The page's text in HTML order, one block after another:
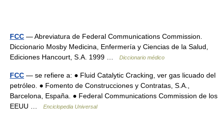
FCC — Abreviatura de Federal Communications Commission.
Diccionario Mosby Medicina, Enfermería y Ciencias de la Salud,
Ediciones Hancourt, S.A. 1999 …
Diccionario médico
FCC — se refiere a: ● Fluid Catalytic Cracking, ver gas licuado del
petróleo. ● Fomento de Construcciones y Contratas, S.A.,
Barcelona, España. ● Federal Communications Commission de los
EEUU …
Enciclopedia Universal